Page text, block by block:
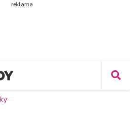
reklama